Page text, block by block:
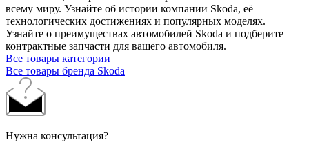
всему миру. Узнайте об истории компании Skoda, её
технологических достижениях и популярных моделях.
Узнайте о преимуществах автомобилей Skoda и подберите
контрактные запчасти для вашего автомобиля.
Все товары категории
Все товары бренда Skoda
Нужна консультация?